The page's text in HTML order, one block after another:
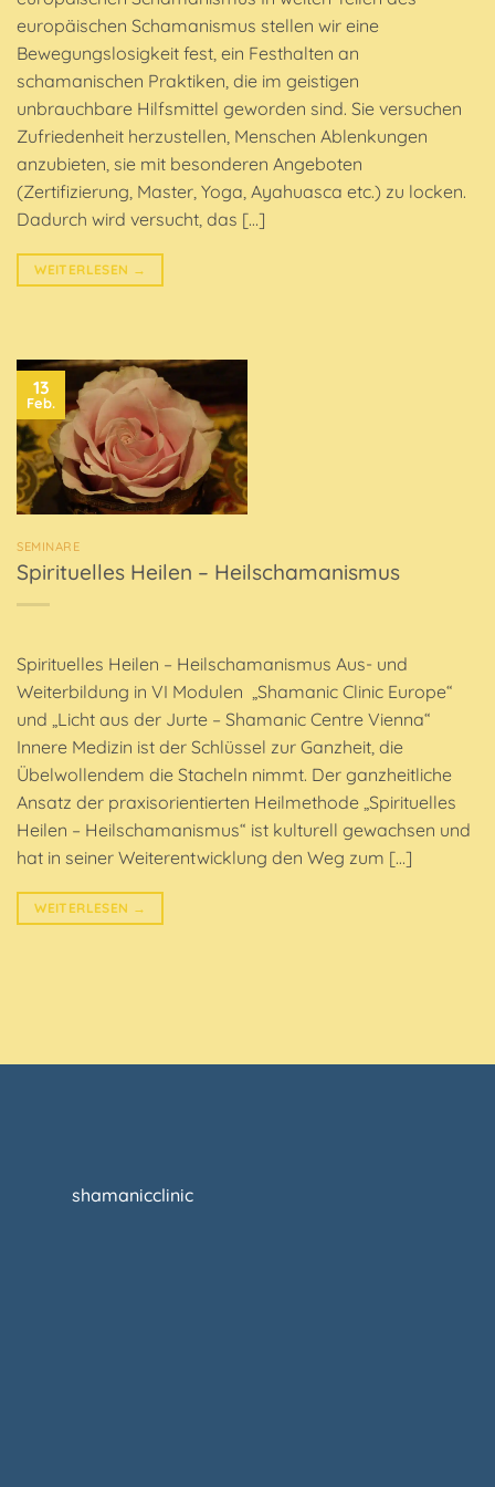
europäischen Schamanismus stellen wir eine
Bewegungslosigkeit fest, ein Festhalten an
schamanischen Praktiken, die im geistigen
unbrauchbare Hilfsmittel geworden sind. Sie versuchen
Zufriedenheit herzustellen, Menschen Ablenkungen
anzubieten, sie mit besonderen Angeboten
(Zertifizierung, Master, Yoga, Ayahuasca etc.) zu locken.
Dadurch wird versucht, das […]
WEITERLESEN →
13
Feb.
SEMINARE
Spirituelles Heilen – Heilschamanismus
Spirituelles Heilen – Heilschamanismus Aus- und
Weiterbildung in VI Modulen „Shamanic Clinic Europe“
und „Licht aus der Jurte – Shamanic Centre Vienna“
Innere Medizin ist der Schlüssel zur Ganzheit, die
Übelwollendem die Stacheln nimmt. Der ganzheitliche
Ansatz der praxisorientierten Heilmethode „Spirituelles
Heilen – Heilschamanismus“ ist kulturell gewachsen und
hat in seiner Weiterentwicklung den Weg zum […]
WEITERLESEN →
shamanicclinic